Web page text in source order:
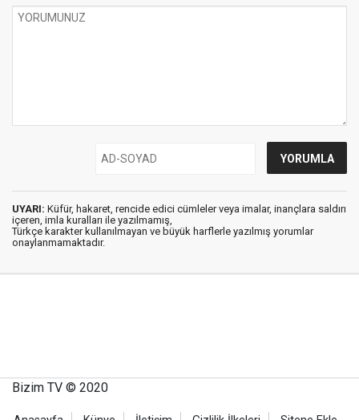
UYARI: Küfür, hakaret, rencide edici cümleler veya imalar, inançlara saldırı
içeren, imla kuralları ile yazılmamış,
Türkçe karakter kullanılmayan ve büyük harflerle yazılmış yorumlar
onaylanmamaktadır.
Bizim TV © 2020